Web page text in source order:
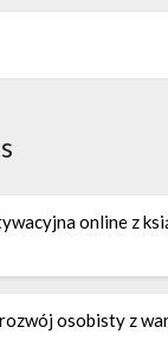
online z
osobisty z